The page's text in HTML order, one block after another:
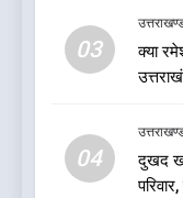
03
क्या
04
दुखद